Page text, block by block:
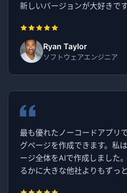
新しいバージョンが大好きで
Ryan Taylor
ソフトウェアエンジニア
最も優れたノーコードアプリ
グページを作成できます。私
ージ全体をAIで作成しました
るかに大きな他社よりもずっ